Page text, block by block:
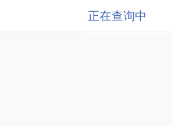
正在查询中